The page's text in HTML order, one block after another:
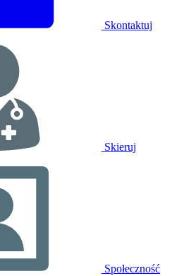
Skontaktuj
Skieruj
Społeczność